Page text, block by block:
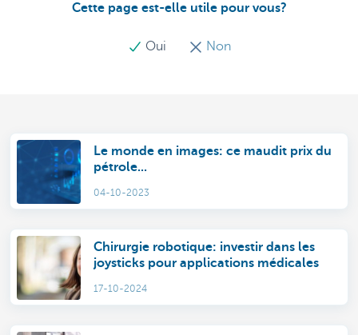
Cette page est-elle utile pour vous?
Oui Non
Le monde en images: ce maudit prix du
pétrole...
04-10-2023
Chirurgie robotique: investir dans les
joysticks pour applications médicales
17-10-2024